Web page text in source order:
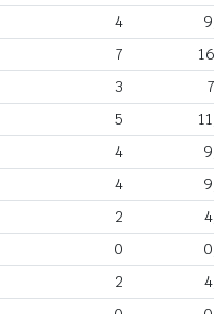
4
7
3
5
4
4
2
0
2